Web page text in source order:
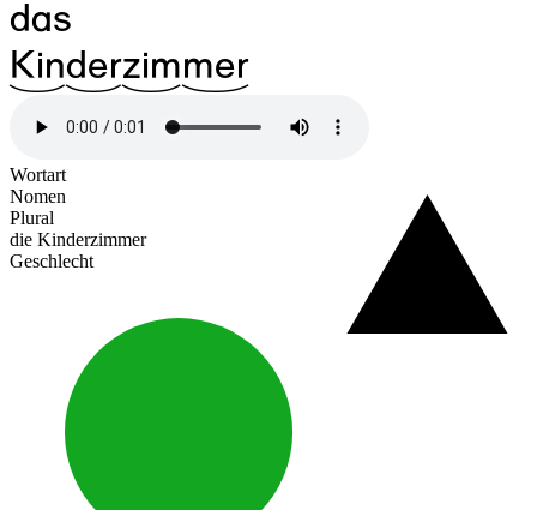
das
^18Kin^18der^19zim^22mer
Wortart
Nomen
Plural
die Kinderzimmer
Geschlecht